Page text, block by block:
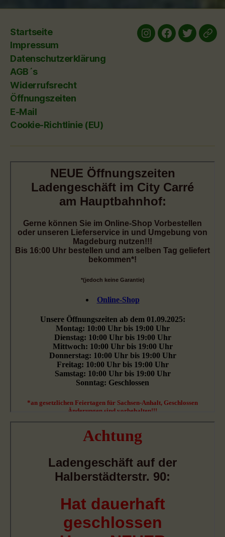
Startseite
Impressum
Datenschutzerklärung
AGB´s
Widerrufsrecht
Öffnungszeiten
E-Mail
Cookie-Richtlinie (EU)
InstagramFacebook
twitter